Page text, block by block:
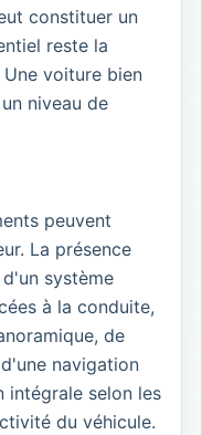
constituer un
reste la
voiture bien
niveau de
peuvent
La présence
système
à la conduite,
de
navigation
intégrale selon les
du véhicule.